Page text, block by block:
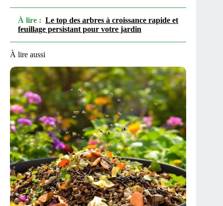
À lire : Le top des arbres à croissance rapide et
feuillage persistant pour votre jardin
À lire aussi